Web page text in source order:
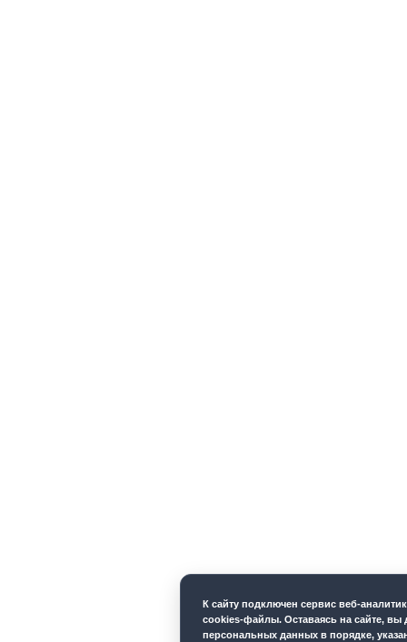
К cайту подключен сервис веб-
cookies-файлы. Оставаясь на сайте, вы
персональных данных в порядке,